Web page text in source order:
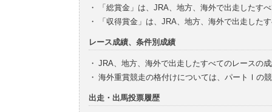
・
「総賞金」は、JRA、地方、海外で出走したす
・
「収得賞金」は、JRA、地方、海外で出走した
レース成績、条件別成績
・ JRA、地方、海外で出走したすべてのレースの
・ 海外重賞競走の格付けについては、パートⅠの
出走・出馬投票履歴